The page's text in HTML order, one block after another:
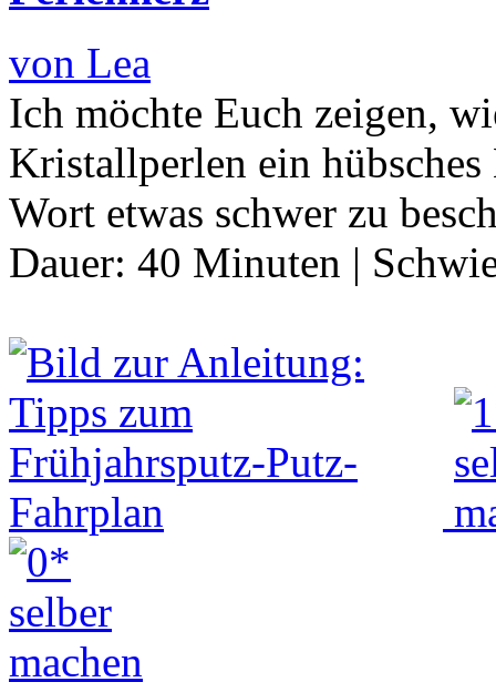
von Lea
Ich möchte Euch zeigen,
Kristallperlen ein
Wort etwas schwer zu
Dauer: 40 Minuten |